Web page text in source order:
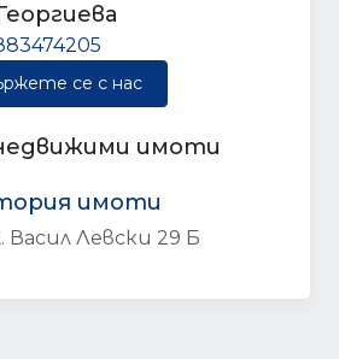
се с нас
имоти
имоти
Васил Левски 29 Б